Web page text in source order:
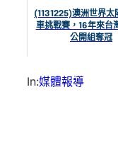
(1131225)澳洲世界太
車挑戰賽，16年來台
公開組奪冠
In:媒體報導